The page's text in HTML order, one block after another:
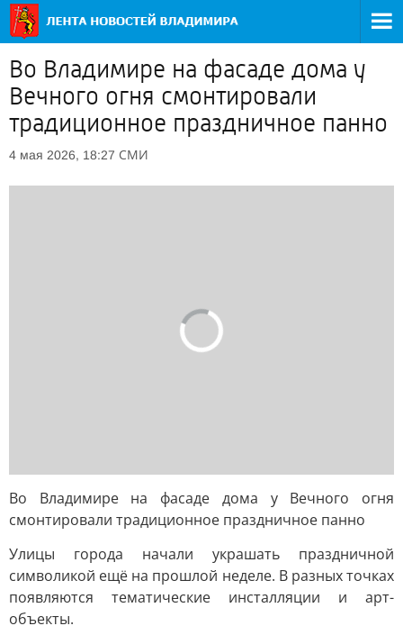
Во Владимире на фасаде дома у
Вечного огня смонтировали
традиционное праздничное панно
4 мая 2026, 18:27 СМИ
Во Владимире на фасаде дома у Вечного огня
смонтировали традиционное праздничное панно
Улицы города начали украшать праздничной
символикой ещё на прошлой неделе. В разных точках
появляются тематические инсталляции и арт-
объекты.